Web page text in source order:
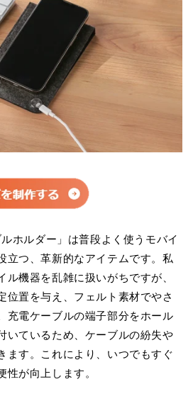
ルホルダー」は普段よく使うモバイ
立つ、革新的なアイテムです。私
ル機器を乱雑に扱いがちですが、
位置を与え、フェルト素材でやさ
充電ケーブルの端子部分をホール
いているため、ケーブルの紛失や
ます。これにより、いつでもすぐ
が向上します。